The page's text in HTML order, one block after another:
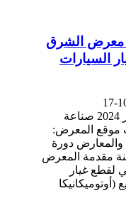
توصية المعرض 丨2024 معرض الشرق
السيارات
وقت المعرض: 10-12 ديسمبر 2024 صناعة
موقع المعرض:
والمعارض دورة
مقدمة المعرض
لقطع غيار
(أوتوميكانيكا